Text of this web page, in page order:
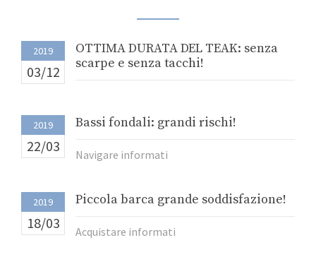
2019
03/12
OTTIMA DURATA DEL TEAK: senza
scarpe e senza tacchi!
2019
22/03
Bassi fondali: grandi rischi!
Navigare informati
2019
18/03
Piccola barca grande soddisfazione!
Acquistare informati